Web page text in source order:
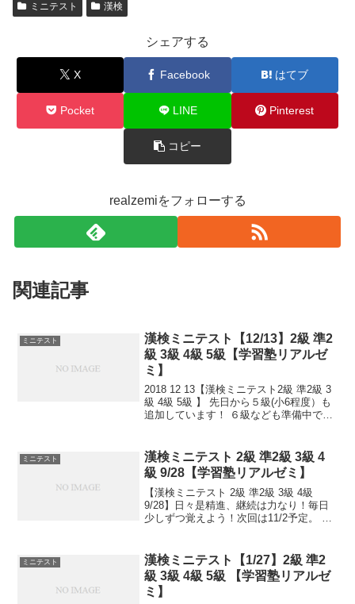
ミニテスト 漢検
シェアする
X Facebook はてブ
Pocket LINE Pinterest
コピー
realzemiをフォローする
関連記事
ミニテスト
漢検ミニテスト【12/13】2級 準2
級 3級 4級 5級【学習塾リアルゼ
ミ】
2018 12 13【漢検ミニテスト2級 準2級 3
級 4級 5級 】 先日から５級(小6程度）も
追加しています！ ６級なども準備中で
ら。 日々是精進、継続は力な...
ミニテスト
漢検ミニテスト 2級 準2級 3級 4
級 9/28【学習塾リアルゼミ】
【漢検ミニテスト 2級 準2級 3級 4級
9/28】日々是精進、継続は力なり！毎日
少しずつ覚えよう！次回は11/2予定。 受
お渡し致します。連絡は塾で直接言って
い...
ミニテスト
漢検ミニテスト【1/27】2級 準2
級 3級 4級 5級 【学習塾リアルゼ
ミ】